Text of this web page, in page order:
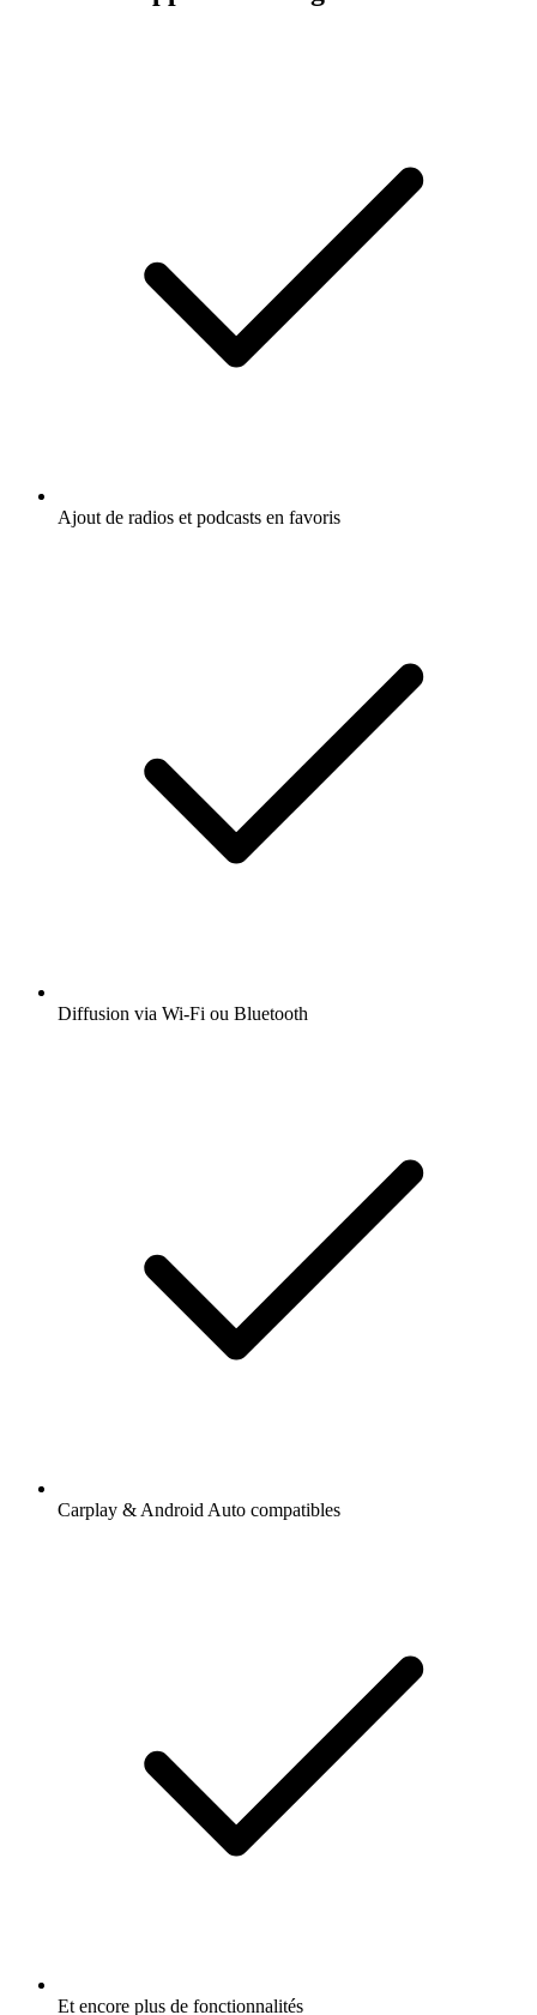
Ajout de radios et podcasts en favoris
Diffusion via Wi-Fi ou Bluetooth
Carplay & Android Auto compatibles
Et encore plus de fonctionnalités